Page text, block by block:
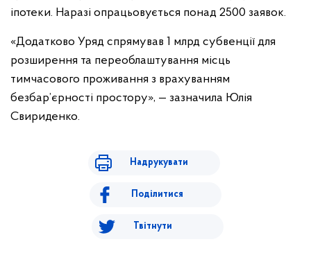
іпотеки. Наразі опрацьовується понад 2500 заявок.
«Додатково Уряд спрямував 1 млрд субвенції для
розширення та переоблаштування місць
тимчасового проживання з врахуванням
безбар’єрності простору», — зазначила Юлія
Свириденко.
Надрукувати
Поділитися
Твітнути